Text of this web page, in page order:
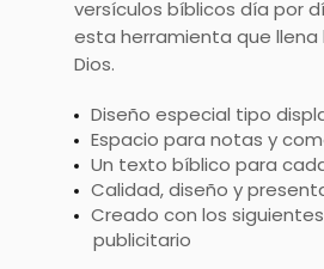
versículos bíblicos día por
esta herramienta que llena
Dios.
Diseño especial tipo
Espacio para notas y
Un texto bíblico para
Calidad, diseño y
Creado con los
publicitario